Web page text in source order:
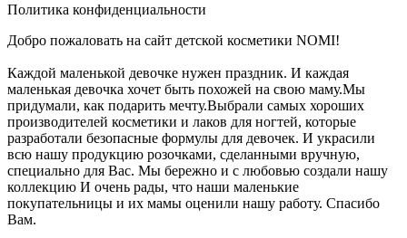
Политика конфиденциальности
Добро пожаловать на сайт детской косметики NOMI!
Каждой маленькой девочке нужен праздник. И каждая
маленькая девочка хочет быть похожей на свою маму.Мы
придумали, как подарить мечту.Выбрали самых хороших
производителей косметики и лаков для ногтей, которые
разработали безопасные формулы для девочек. И украсили
всю нашу продукцию розочками, сделанными вручную,
специально для Вас. Мы бережно и с любовью создали нашу
коллекцию И очень рады, что наши маленькие
покупательницы и их мамы оценили нашу работу. Спасибо
Вам.